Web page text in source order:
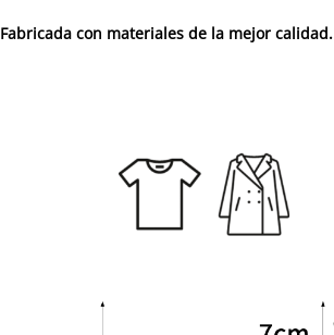
Fabricada con materiales de la mejor calidad.